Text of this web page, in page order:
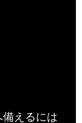
えるには